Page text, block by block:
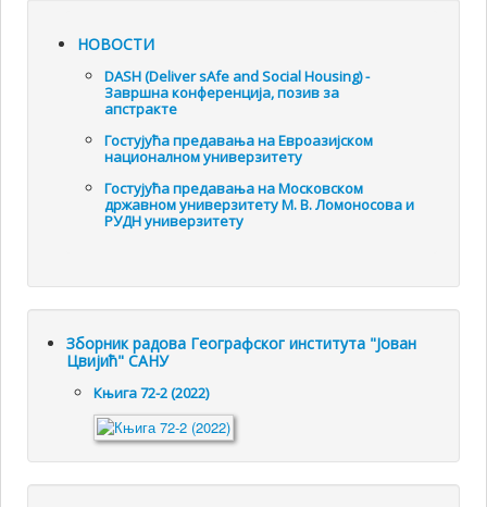
НОВОСТИ
DASH (Deliver sAfe and Social Housing) -
Завршна конференција, позив за
апстракте
Гостујућа предавања на Евроазијском
националном универзитету
Гостујућа предавања на Московском
државном универзитету М. В. Ломоносова и
РУДН универзитету
Зборник радова Географског института "Јован
Цвијић" САНУ
Књига 72-2 (2022)